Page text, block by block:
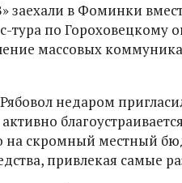
заехали в Фоминки
тура по Гороховецкому
массовых
недаром
на скромный местный
привлекая самые